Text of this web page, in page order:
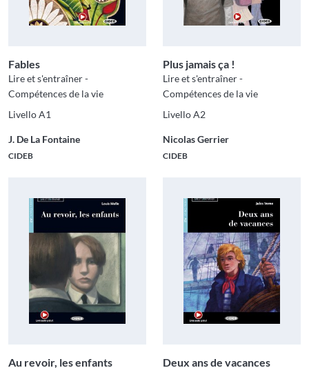
Fables
Lire et s'entraîner -
Compétences de la vie
Livello A1
J. De La Fontaine
CIDEB
Plus jamais ça !
Lire et s'entraîner -
Compétences de la vie
Livello A2
Nicolas Gerrier
CIDEB
Au revoir, les enfants Deux ans de vacances